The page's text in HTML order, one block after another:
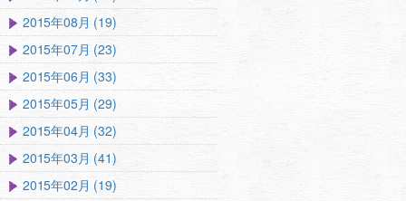
2015年08月 (19)
2015年07月 (23)
2015年06月 (33)
2015年05月 (29)
2015年04月 (32)
2015年03月 (41)
2015年02月 (19)